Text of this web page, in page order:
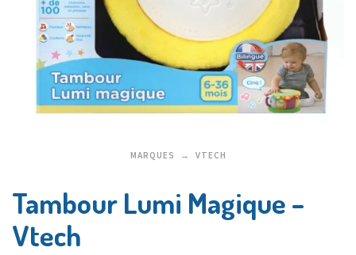
MARQUES VTECH
Tambour Lumi Magique –
Vtech